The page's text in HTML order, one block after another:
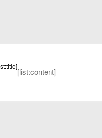
[list:content]